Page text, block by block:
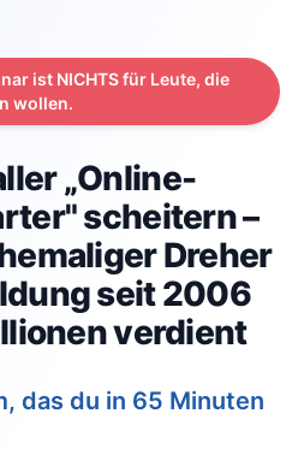
ist NICHTS für Leute, die
wollen.
„Online-
scheitern –
Dreher
seit 2006
verdient
das du in 65 Minuten